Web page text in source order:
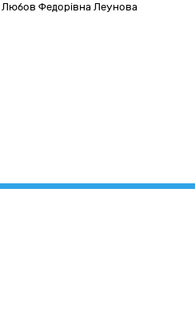
Любов Федорівна Леунова